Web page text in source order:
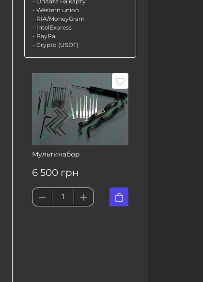
- Western union
- RIA/MoneyGram
- IntelExpress
- PayPal
- Crypto (USDT)
Мультинабор
6 500 грн